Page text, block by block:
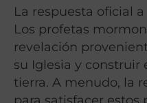
La respuesta oficial
Los profetas
revelación
su Iglesia y construir
tierra. A menudo, la
para satisfacer estos